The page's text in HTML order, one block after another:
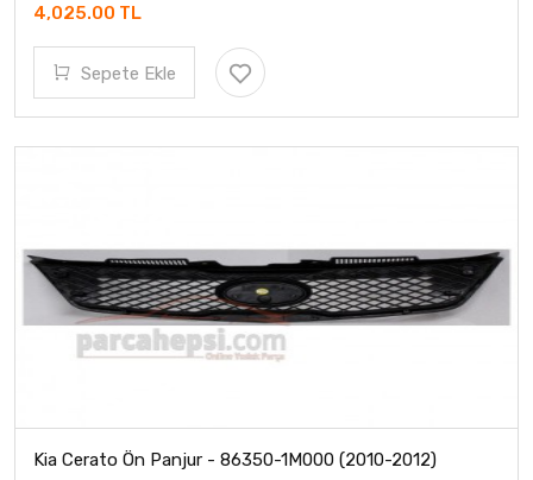
4,025.00 TL
Sepete Ekle
Kia Cerato Ön Panjur - 86350-1M000 (2010-2012)